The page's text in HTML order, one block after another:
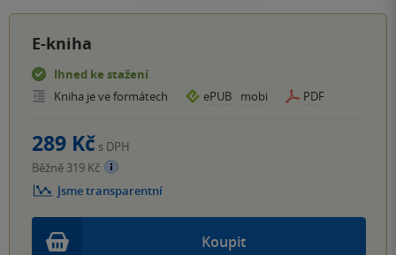
E-kniha
Ihned ke stažení
Kniha je ve formátech
ePUB mobi PDF
Koupit
289 Kč s DPH
Běžně 319 Kč
Jsme transparentní